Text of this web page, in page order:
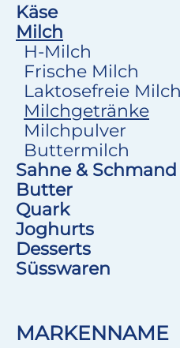
Käse
Milch
H-Milch
Frische Milch
Laktosefreie Milch
Milchgetränke
Milchpulver
Buttermilch
Sahne & Schmand
Butter
Quark
Joghurts
Desserts
Süsswaren
MARKENNAME